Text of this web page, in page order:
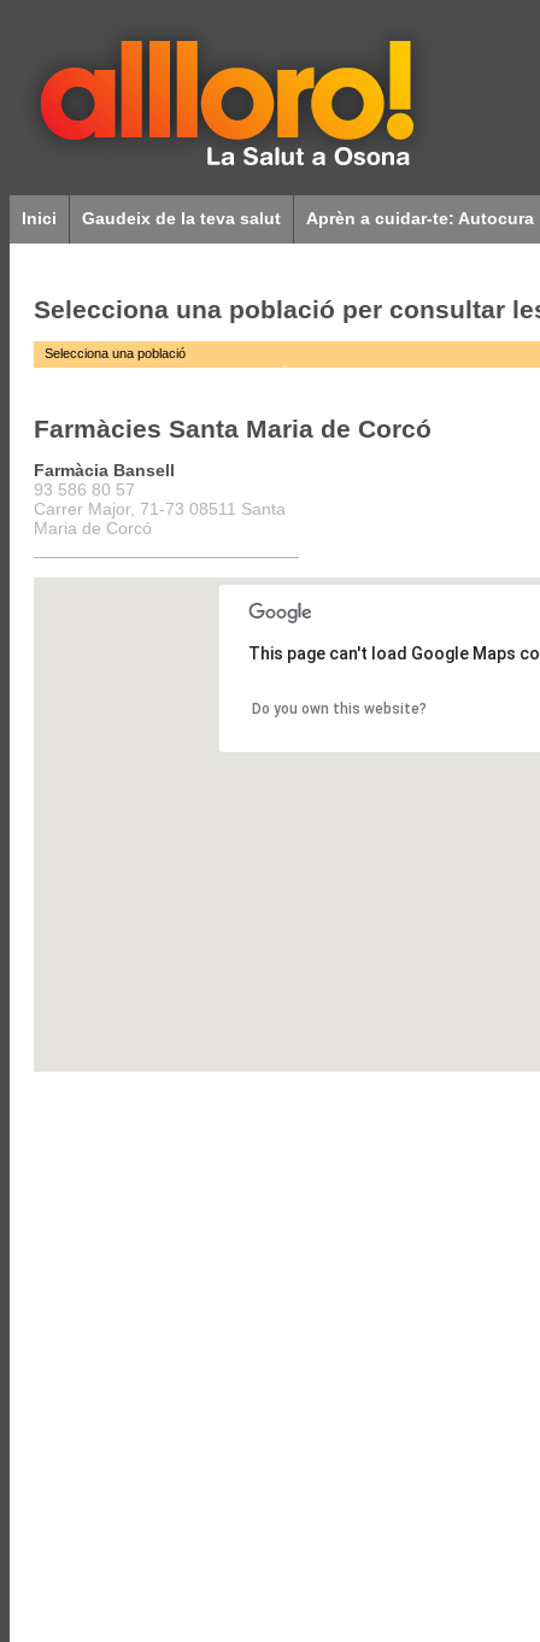
Inici Gaudeix de la teva salut Aprèn a cuidar-te: Autocura
Selecciona una població per consultar
Selecciona una població
Folgueroles
Malla
Manlleu
Masies de Voltregà, les
Montesquiu
Sant Bartomeu del Grau
Farmàcies Santa Maria de Corcó
Farmàcia Bansell
93 586 80 57
Carrer Major, 71-73 08511 Santa
Maria de Corcó
This page can't load Google Maps
Do you own this website?